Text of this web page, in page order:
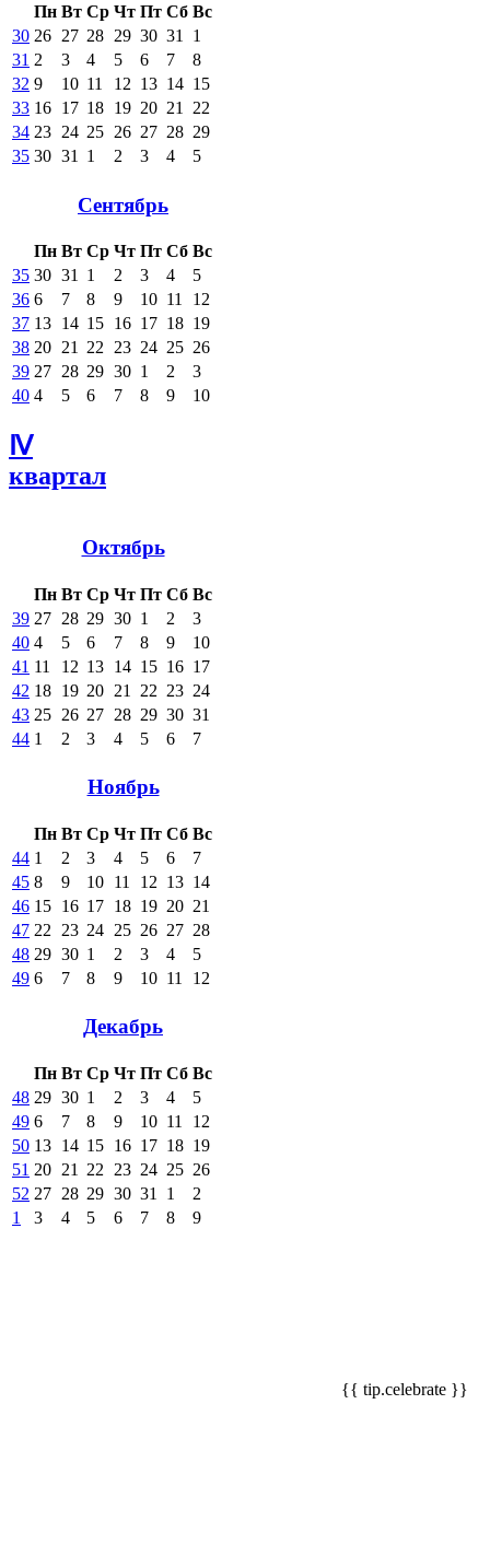
Пн Вт Ср Чт Пт Сб Вс
30 26 27 28 29 30 31
1
31 2 3 4 5 6 7
8
32 9 10 11 12 13 14 15
33 16 17 18 19 20 21
22
34 23 24 25 26 27 28 29
35 30 31 1 2 3 4 5
Сентябрь
Пн Вт Ср Чт Пт Сб Вс
35 30 31 1 2 3 4
5
36 6 7 8 9 10 11
12
37 13 14 15 16 17 18 19
38 20 21 22 23 24 25 26
39 27 28 29 30 1 2
3
40 4 5 6 7 8 9 10
Ⅳ
квартал
Октябрь
Пн Вт Ср Чт Пт Сб Вс
39 27 28 29 30 1 2
3
40 4 5 6 7 8 9
10
41 11 12 13 14 15 16 17
42 18 19 20 21 22 23 24
43 25 26 27 28 29 30 31
44 1 2 3 4 5 6 7
Ноябрь
Пн Вт Ср Чт Пт Сб Вс
44 1 2 3 4 5 6
7
45 8 9 10 11 12 13 14
46 15 16 17 18 19 20 21
47 22 23 24 25 26 27 28
48 29 30 1 2 3 4
5
49 6 7 8 9 10 11 12
Декабрь
Пн Вт Ср Чт Пт Сб Вс
48 29 30 1 2 3 4
5
49 6 7 8 9 10 11
12
50 13 14 15 16 17 18 19
51 20 21 22 23 24 25 26
52 27 28 29 30 31 1
2
1
3 4 5 6 7 8 9
{{ tip.celebrate }}